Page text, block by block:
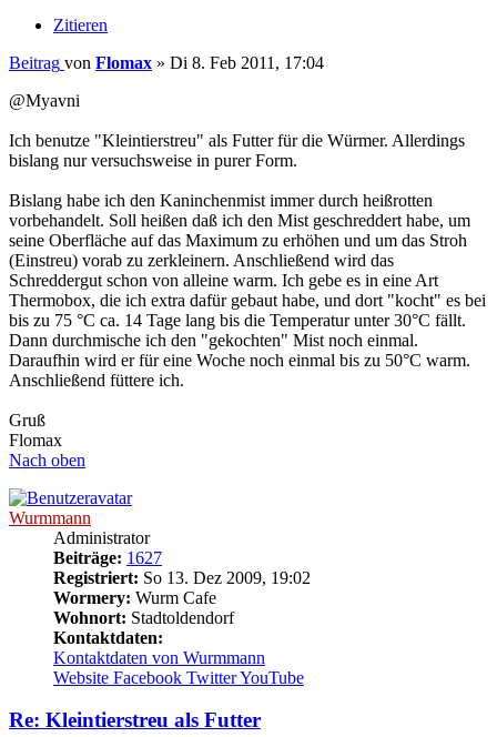
Zitieren
Beitrag von Flomax » Di 8. Feb 2011, 17:04
@Myavni
Ich benutze "Kleintierstreu" als Futter für die Würmer. Allerdings
bislang nur versuchsweise in purer Form.
Bislang habe ich den Kaninchenmist immer durch heißrotten
vorbehandelt. Soll heißen daß ich den Mist geschreddert habe, um
seine Oberfläche auf das Maximum zu erhöhen und um das Stroh
(Einstreu) vorab zu zerkleinern. Anschließend wird das
Schreddergut schon von alleine warm. Ich gebe es in eine Art
Thermobox, die ich extra dafür gebaut habe, und dort "kocht" es bei
bis zu 75 °C ca. 14 Tage lang bis die Temperatur unter 30°C fällt.
Dann durchmische ich den "gekochten" Mist noch einmal.
Daraufhin wird er für eine Woche noch einmal bis zu 50°C warm.
Anschließend füttere ich.
Gruß
Flomax
Nach oben
Wurmmann
Administrator
Beiträge: 1627
Registriert: So 13. Dez 2009, 19:02
Wormery: Wurm Cafe
Wohnort: Stadtoldendorf
Kontaktdaten:
Kontaktdaten von Wurmmann
Website Facebook TwitterYouTube
Re: Kleintierstreu als Futter